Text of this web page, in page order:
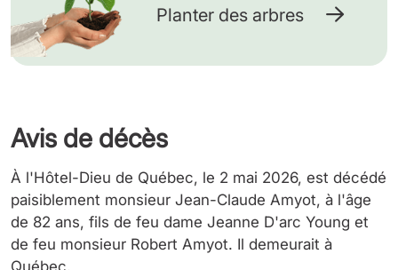
Planter des arbres
Avis de décès
À l'Hôtel-Dieu de Québec, le 2 mai 2026, est décédé
paisiblement monsieur Jean-Claude Amyot, à l'âge
de 82 ans, fils de feu dame Jeanne D'arc Young et
de feu monsieur Robert Amyot. Il demeurait à
Québec.